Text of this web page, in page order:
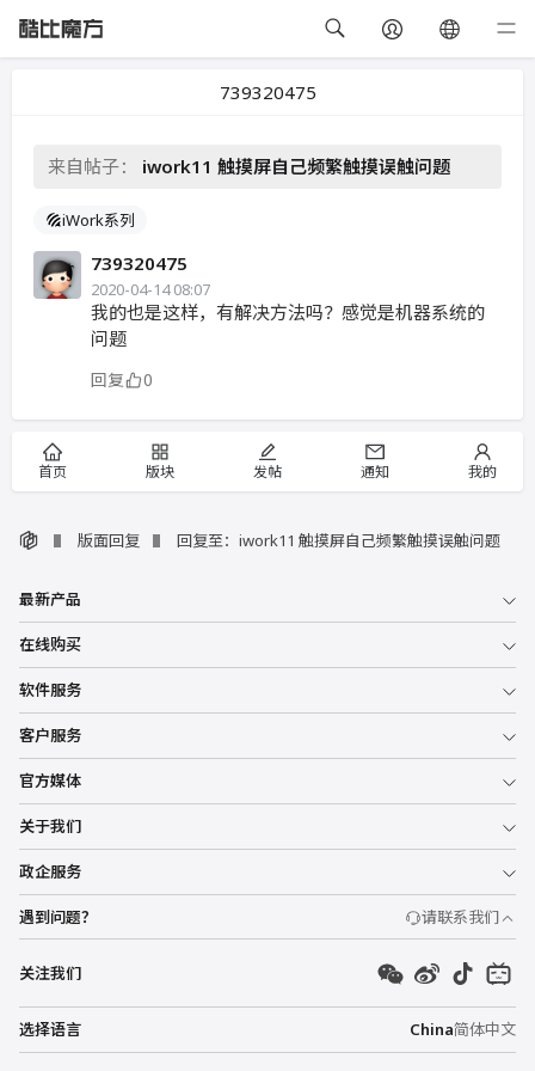
739320475
来自帖子： iwork11 触摸屏自己频繁触摸误触问题
iWork系列
739320475
2020-04-14 08:07
我的也是这样，有解决方法吗？感觉是机器系统的
问题
回复 0
首页 版块 发帖 通知 我的
版面回复 回复至：iwork11 触摸屏自己频繁触摸误触问题
最新产品
在线购买
软件服务
客户服务
官方媒体
关于我们
政企服务
遇到问题？ 请联系我们
关注我们
选择语言 China简体中文